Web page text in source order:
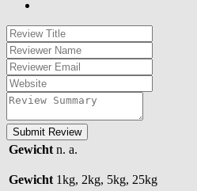
Submit Review
Gewicht n. a.
Gewicht 1kg, 2kg, 5kg, 25kg